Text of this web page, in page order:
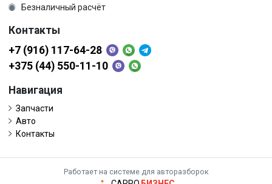
Безналичный расчёт
Контакты
+7 (916) 117-64-28
+375 (44) 550-11-10
Навигация
Запчасти
Авто
Контакты
Работает на системе для авторазборок